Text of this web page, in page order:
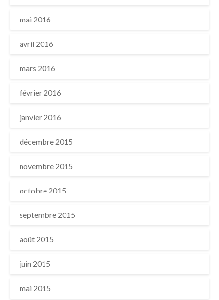
mai 2016
avril 2016
mars 2016
février 2016
janvier 2016
décembre 2015
novembre 2015
octobre 2015
septembre 2015
août 2015
juin 2015
mai 2015